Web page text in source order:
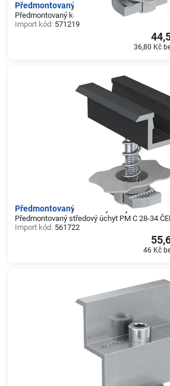
Předmontovaný koncový úchyt PM F 35
Předmontovaný koncový úchyt PM F 35
Import kód: 571219
36,80 Kč
Předmontovaný středový úchyt PM C 28-
Předmontovaný středový úchyt PM C 28-34
Import kód: 561722
46 Kč